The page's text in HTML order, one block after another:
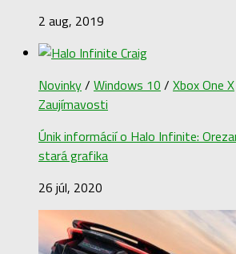
2 aug, 2019
Novinky/ Windows 10 / Xbox One X
Zaujímavosti
Únik informácií o Halo Infinite:
stará grafika
26 júl, 2020